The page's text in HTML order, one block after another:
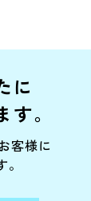
に
。
客様に